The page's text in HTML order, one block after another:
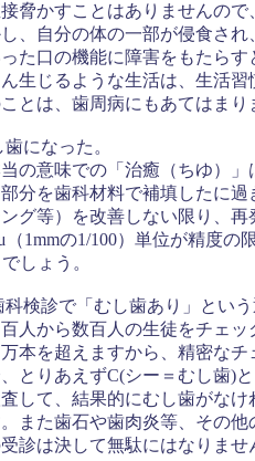
脅かすことはありませんので
、自分の体の一部が侵食さ
た口の機能に障害をもたらす
生じるような生活は、生活習
とは、歯周病にもあてはまり
になった。
意味での「治癒（ちゆ）」
分を歯科材料で補填したに
グ等）を改善しない限り、
（1mmの1/100）単位が精度
しょう。
検診で「むし歯あり」という
から数百人の生徒をチェッ
本を超えますから、精密な
とりあえずC(シー＝むし歯)
して、結果的にむし歯がな
また歯石や歯肉炎等、その他
は決して無駄にはなりませ